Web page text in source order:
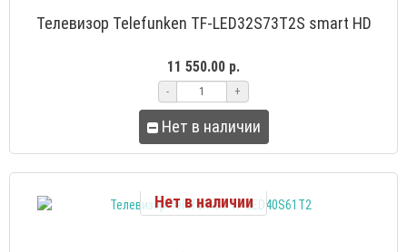
Телевизор Telefunken TF-LED32S73T2S smart HD
11 550.00 р.
- +
Нет в наличии
Нет в наличии